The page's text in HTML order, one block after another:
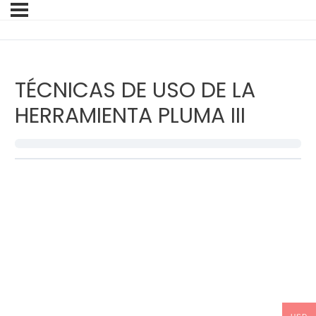
TÉCNICAS DE USO DE LA
HERRAMIENTA PLUMA III